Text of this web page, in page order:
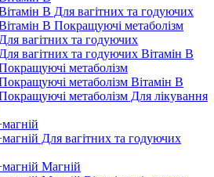
B Для вагітних та годуючих
B Покращуючі метаболізм
вагітних та годуючих
вагітних та годуючих Вітамін B
метаболізм
метаболізм Вітамін B
метаболізм Для лікування
Для вагітних та годуючих
Магній